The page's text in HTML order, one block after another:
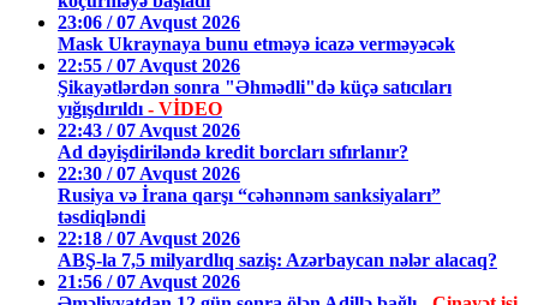
23:06 / 07 Avqust 2026
Mask Ukraynaya bunu etməyə icazə verməyəcək
22:55 / 07 Avqust 2026
Şikayətlərdən sonra "Əhmədli"də küçə satıcıları
yığışdırıldı - VİDEO
22:43 / 07 Avqust 2026
Ad dəyişdiriləndə kredit borcları sıfırlanır?
22:30 / 07 Avqust 2026
Rusiya və İrana qarşı “cəhənnəm sanksiyaları”
təsdiqləndi
22:18 / 07 Avqust 2026
ABŞ-la 7,5 milyardlıq saziş: Azərbaycan nələr alacaq?
21:56 / 07 Avqust 2026